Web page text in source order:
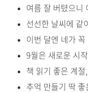
여름 잘 버텼으니
선선한 날씨에 같
이번 달엔 네가 꼭
9월은 새로운 시
책 읽기 좋은 계
추억 만들기 딱